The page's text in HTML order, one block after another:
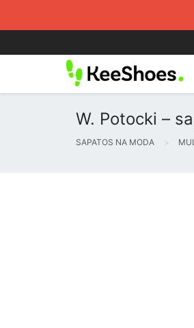
W. Potocki –
SAPATOS NA MODA